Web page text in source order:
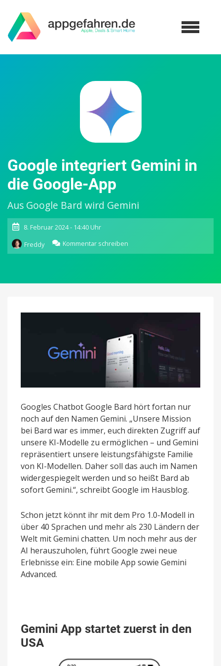
Google integriert Gemini in
die Google-App
Aus Google Bard wird Gemini
8. Februar 2024 - 14:40 Uhr
Freddy
Kommentar schreiben
Google
Googles Chatbot Google Bard hört fortan nur
noch auf den Namen Gemini. „Unsere Mission
bei Bard war es immer, euch direkten Zugriff auf
unsere KI-Modelle zu ermöglichen – und Gemini
repräsentiert unsere leistungsfähigste Familie
von KI-Modellen. Daher soll das auch im Namen
widergespiegelt werden und so heißt Bard ab
sofort Gemini.“, schreibt Google im Hausblog.
Schon jetzt könnt ihr mit dem Pro 1.0-Modell in
über 40 Sprachen und mehr als 230 Ländern der
Welt mit Gemini chatten. Um noch mehr aus der
AI herauszuholen, führt Google zwei neue
Erlebnisse ein: Eine mobile App sowie Gemini
Advanced.
Gemini App startet zuerst in den
USA